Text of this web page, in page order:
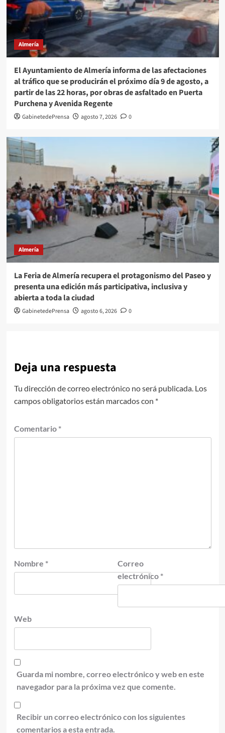
Almería
El Ayuntamiento de Almería informa de las afectaciones
al tráfico que se producirán el próximo día 9 de agosto, a
partir de las 22 horas, por obras de asfaltado en Puerta
Purchena y Avenida Regente
GabinetedePrensa agosto 7, 2026 0
Almería
La Feria de Almería recupera el protagonismo del Paseo y
presenta una edición más participativa, inclusiva y
abierta a toda la ciudad
GabinetedePrensa agosto 6, 2026 0
Deja una respuesta
Tu dirección de correo electrónico no será publicada. Los
campos obligatorios están marcados con *
Comentario *
Nombre *
Correo
electrónico *
Web
Guarda mi nombre, correo electrónico y web en este
navegador para la próxima vez que comente.
Recibir un correo electrónico con los siguientes
comentarios a esta entrada.